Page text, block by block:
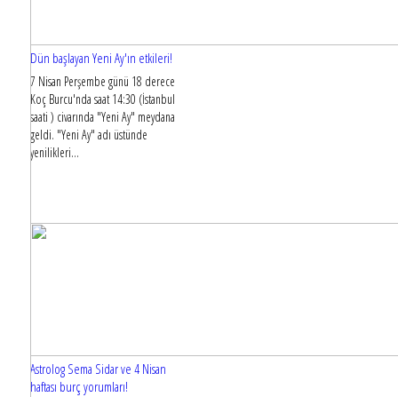
Dün başlayan Yeni Ay'ın etkileri!
7 Nisan Perşembe günü 18 derece
Koç Burcu'nda saat 14:30 (İstanbul
saati ) civarında "Yeni Ay" meydana
geldi. "Yeni Ay" adı üstünde
yenilikleri...
Astrolog Sema Sidar ve 4 Nisan
haftası burç yorumları!